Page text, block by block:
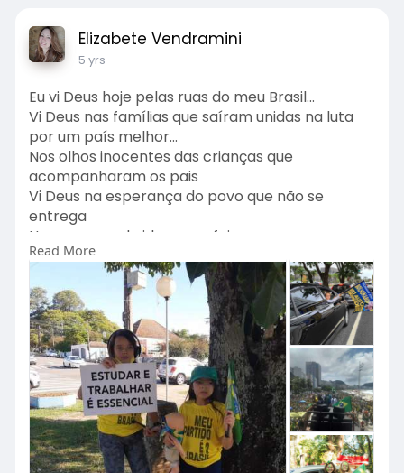
Elizabete Vendramini
5 yrs
Eu vi Deus hoje pelas ruas do meu Brasil...
Vi Deus nas famílias que saíram unidas na luta
por um país melhor...
Nos olhos inocentes das crianças que
acompanharam os pais
Vi Deus na esperança do povo que não se
entrega
Na coragem do idoso que foi para as ruas,
apesar de todas as dificuldades
Eu vi Deus, sim! E acho que Ele também nos viu!
Deus abençoe o nosso país e o povo!
#votoimpressoauditavel
#euautorizopresidente
Read More